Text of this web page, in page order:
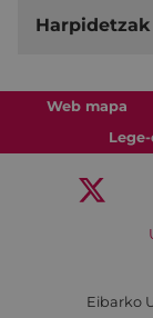
Harpidetzak
Web mapa
Eibarko